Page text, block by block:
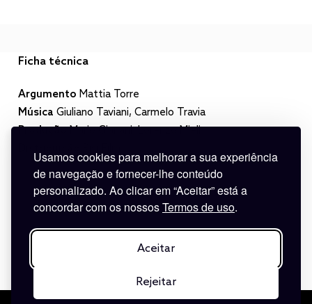
Usamos cookies para melhorar a sua experiência
de navegação e fornecer-lhe conteúdo
personalizado. Ao clicar em “Aceitar” está a
concordar com os nossosTermos de uso.
Aceitar
Rejeitar
Ficha técnica
Argumento Mattia Torre
Música Giuliano Taviani, Carmelo Travia
ProduçãoMario Gianani, Lorenzo Mieli